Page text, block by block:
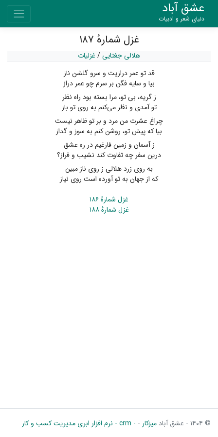
عشق آباد
دنیای شعر و ادبیات
غزل شمارهٔ ۱۸۷
هلالی جغتایی/ غزلیات
قد تو عمر درازیت و سرو گلشن ناز
بیا و سایه فگن بر سرم چو عمر دراز
ز گریه، بی تو، مرا بسته بود راه نظر
تو آمدی و نظر می‌کنم به روی تو باز
چراغ عشرت من مرد و بر تو ظاهر نیست
بیا که پیش تو، روشن کنم به سوز و گداز
ز آسمان و زمین فارغیم در ره عشق
درین سفر چه تفاوت کند نشیب و فراز؟
به روی زرد هلالی ز روی ناز مبین
که از جهان به تو آورده است روی نیاز
غزل شمارهٔ ۱۸۶
غزل شمارهٔ ۱۸۸
© ۱۴۰۴ - عشق آباد میزکار - - crm - نرم افزار ابری مدیریت کسب و کار